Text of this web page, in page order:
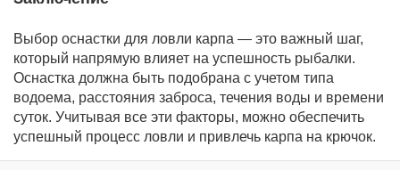
Выбор оснастки для ловли карпа — это важный шаг,
который напрямую влияет на успешность рыбалки.
Оснастка должна быть подобрана с учетом типа
водоема, расстояния заброса, течения воды и времени
суток. Учитывая все эти факторы, можно обеспечить
успешный процесс ловли и привлечь карпа на крючок.